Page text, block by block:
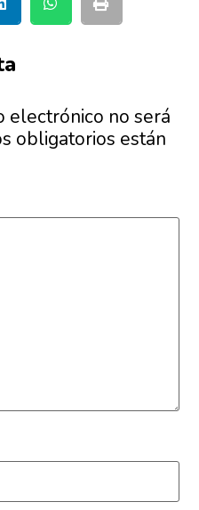
electrónico no será
obligatorios están